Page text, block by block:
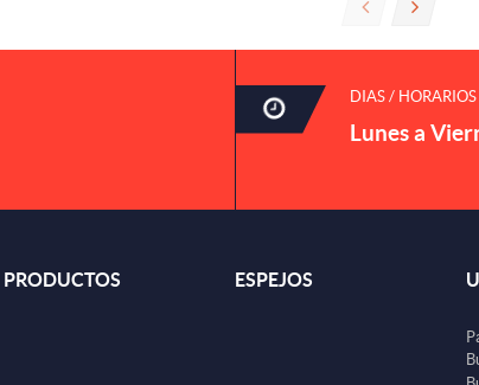
DIAS / HORARIOS
Lunes a
PRODUCTOS ESPEJOS